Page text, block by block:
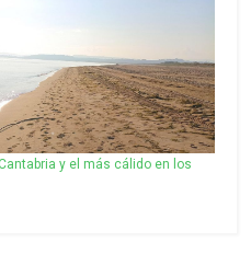
y el más cálido en los